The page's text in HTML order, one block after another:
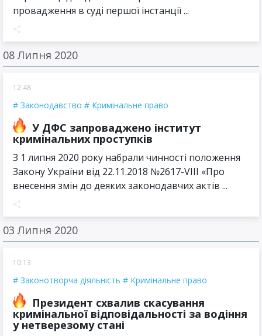
провадження в суді першої інстанції ...
08 Липня 2020
12:48
Законодавство Кримінальне право
У ДФС запроваджено інститут
кримінальних проступків
З 1 липня 2020 року набрали чинності положення
Закону України від 22.11.2018 №2617-VIII «Про
внесення змін до деяких законодавчих актів ...
03 Липня 2020
10:13
Законотворча діяльність Кримінальне право
Президент схвалив скасування
кримінальної відповідальності за водіння
у нетверезому стані